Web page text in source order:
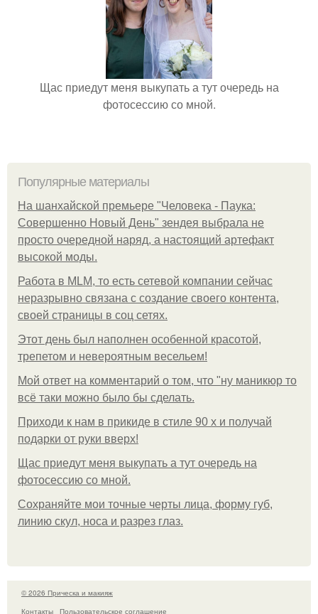
Щас приедут меня выкупать а тут очередь на
фотосессию со мной.
Популярные материалы
На шанхайской премьере "Человека - Паука:
Совершенно Новый День" зендея выбрала не
просто очередной наряд, а настоящий артефакт
высокой моды.
Работа в MLM, то есть сетевой компании сейчас
неразрывно связана с создание своего контента,
своей страницы в соц сетях.
Этот день был наполнен особенной красотой,
трепетом и невероятным весельем!
Мой ответ на комментарий о том, что "ну маникюр то
всё таки можно было бы сделать.
Приходи к нам в прикиде в стиле 90 х и получай
подарки от руки вверх!
Щас приедут меня выкупать а тут очередь на
фотосессию со мной.
Сохраняйте мои точные черты лица, форму губ,
линию скул, носа и разрез глаз.
© 2026 Прическа и макияж
Контакты
Пользовательское соглашение